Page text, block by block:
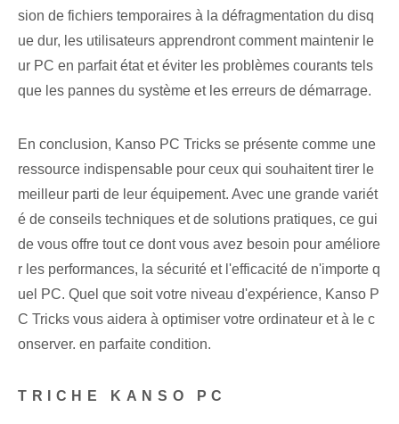
sion de fichiers temporaires à la défragmentation du disq
ue dur, les utilisateurs apprendront comment maintenir le
ur PC en parfait état et éviter les problèmes courants tels
que les pannes du système et les erreurs de démarrage.
En conclusion, Kanso PC Tricks se présente comme une
ressource indispensable pour ceux qui souhaitent tirer le
meilleur parti de leur équipement. Avec une grande variét
é de conseils techniques et de solutions pratiques, ce gui
de vous offre tout ce dont vous avez besoin pour améliore
r les performances, la sécurité et l'efficacité de n'importe q
uel PC. Quel que soit votre niveau d'expérience, Kanso P
C Tricks vous aidera à ⁢optimiser votre ordinateur et à le c
onserver. en parfaite condition.
TRICHE KANSO PC